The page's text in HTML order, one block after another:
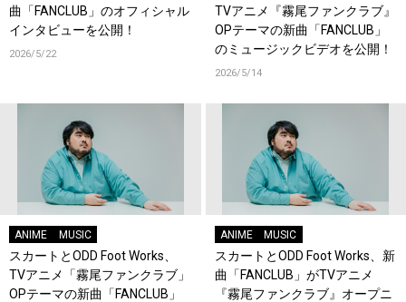
曲「FANCLUB」のオフィシャル
インタビューを公開！
2026/5/22
TVアニメ『霧尾ファンクラブ』
OPテーマの新曲「FANCLUB」
のミュージックビデオを公開！
2026/5/14
ANIME MUSIC
スカートとODD Foot Works、
TVアニメ「霧尾ファンクラブ」
OPテーマの新曲「FANCLUB」
ANIME MUSIC
スカートとODD Foot Works、新
曲「FANCLUB」がTVアニメ
『霧尾ファンクラブ』オープニ